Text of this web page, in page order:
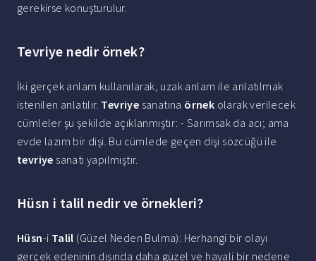
gerekirse konuşturulur.
Tevriye nedir örnek?
İki gerçek anlam kullanılarak, uzak anlam ile anlatılmak
istenilen anlatılır. Tevriye sanatına örnek olarak verilecek
cümleler şu şekilde açıklanmıştır: - Sarımsak da acı; ama
evde lazım bir dişi. Bu cümlede geçen dişi sözcüğü ile
tevriye sanatı yapılmıştır.
Hüsn i talil nedir ve örnekleri?
Hüsn-i Talil (Güzel Neden Bulma): Herhangi bir olayı
gerçek edeninin dışında daha güzel ve hayali bir nedene